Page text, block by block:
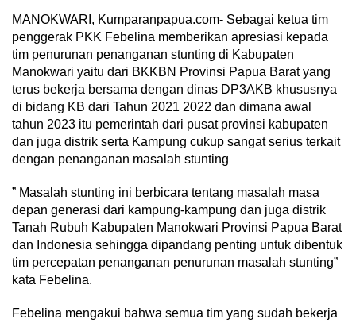
MANOKWARI, Kumparanpapua.com- Sebagai ketua tim
penggerak PKK Febelina memberikan apresiasi kepada
tim penurunan penanganan stunting di Kabupaten
Manokwari yaitu dari BKKBN Provinsi Papua Barat yang
terus bekerja bersama dengan dinas DP3AKB khususnya
di bidang KB dari Tahun 2021 2022 dan dimana awal
tahun 2023 itu pemerintah dari pusat provinsi kabupaten
dan juga distrik serta Kampung cukup sangat serius terkait
dengan penanganan masalah stunting
” Masalah stunting ini berbicara tentang masalah masa
depan generasi dari kampung-kampung dan juga distrik
Tanah Rubuh Kabupaten Manokwari Provinsi Papua Barat
dan Indonesia sehingga dipandang penting untuk dibentuk
tim percepatan penanganan penurunan masalah stunting”
kata Febelina.
Febelina mengakui bahwa semua tim yang sudah bekerja